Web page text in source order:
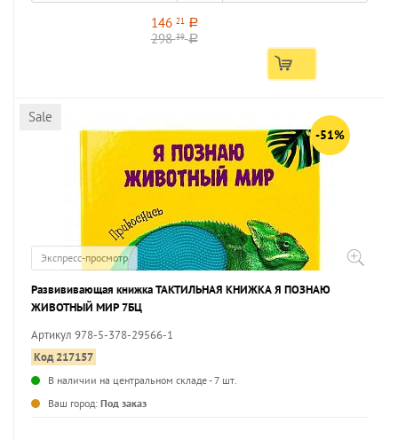
146 21 a
29839 a
Sale
-51%
Экспресс-просмотр
Развививающая книжка ТАКТИЛЬНАЯ КНИЖКА Я ПОЗНАЮ
ЖИВОТНЫЙ МИР 7БЦ
Артикул 978-5-378-29566-1
Код 217157
В наличии на центральном складе - 7 шт.
Ваш город: Под заказ